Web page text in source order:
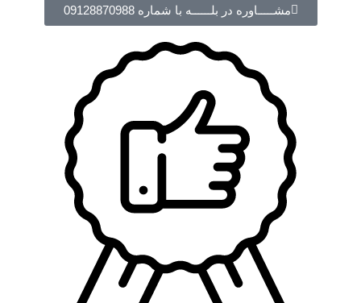
مشـــــاوره در بلــــــه با شماره 09128870988